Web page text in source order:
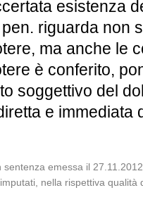
esistenza
riguarda non
ma anche le
è conferito,
soggettivo del
e immediata
emessa il
nella rispettiva qualità